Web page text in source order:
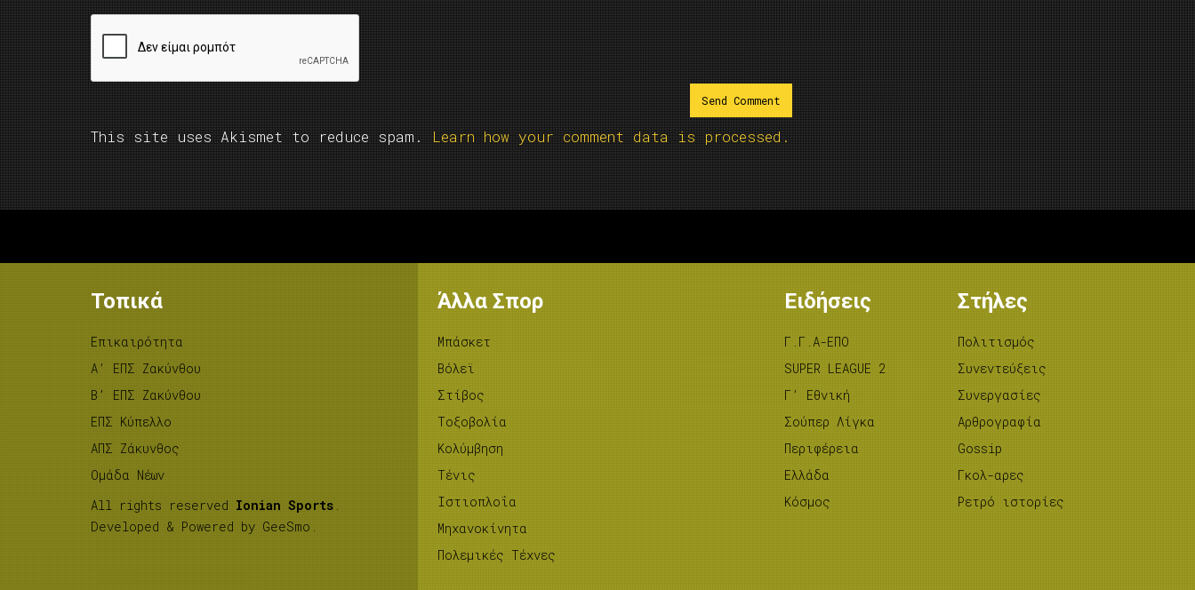
This site uses Akismet to reduce spam. Learn how your comment data is processed.
Τοπικά
Επικαιρότητα
A’ ΕΠΣ Ζακύνθου
B’ ΕΠΣ Ζακύνθου
ΕΠΣ Κύπελλο
ΑΠΣ Ζάκυνθος
Ομάδα Νέων
All rights reserved Ionian Sports .
Developed & Powered by GeeSmo .
Άλλα Σπορ
Μπάσκετ
Βόλεϊ
Στίβος
Tοξοβολία
Κολύμβηση
Τένις
Ιστιοπλοΐα
Μηχανοκίνητα
Πολεμικές Τέχνες
Ειδήσεις
Γ.Γ.Α-ΕΠΟ
SUPER LEAGUE 2
Γ’ Εθνική
Σούπερ Λίγκα
Περιφέρεια
Ελλάδα
Κόσμος
Στήλες
Πολιτισμός
Συνεντεύξεις
Συνεργασίες
Αρθρογραφία
Gossip
Γκολ-αρες
Ρετρό ιστορίες